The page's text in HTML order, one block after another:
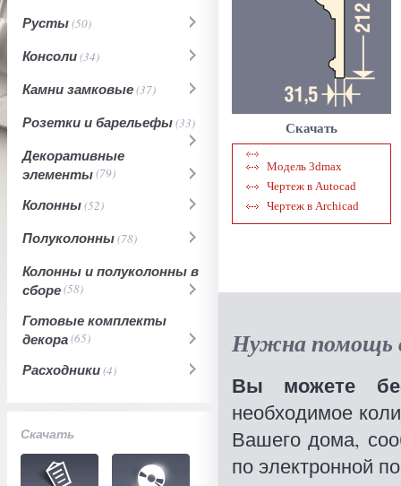
Русты(50)
Консоли(34)
Камни замковые(37)
Розетки и барельефы(33)
Декоративные
элементы(79)
Колонны(52)
Полуколонны(78)
Колонны и полуколонны в
сборе(58)
Готовые комплекты
декора(65)
Расходники(4)
Скачать
Скачать
Модель 3dmax
Чертеж в Autocad
Чертеж в Archicad
Нужна помощь
Вы можете
необходимое
Вашего дома,
по электронной